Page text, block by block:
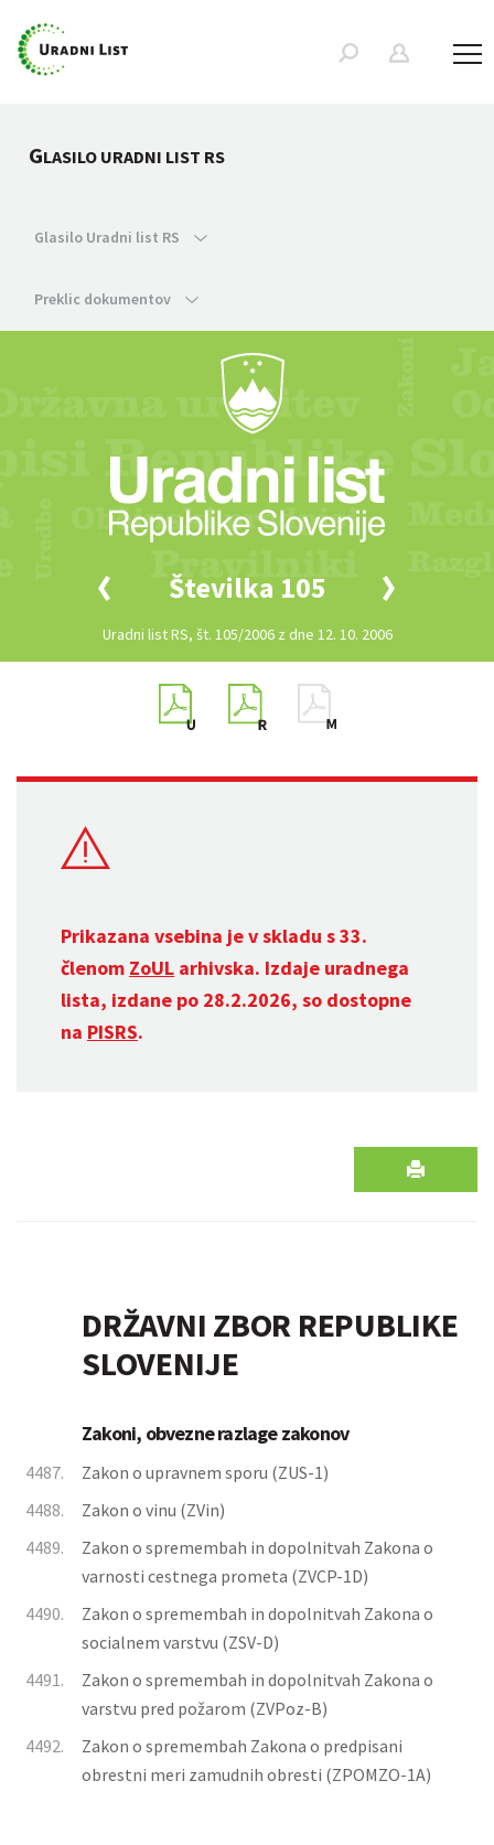
GLASILO URADNI LIST RS
Glasilo Uradni list RS
Preklic dokumentov
Številka 105
Uradni list RS, št. 105/2006 z dne 12. 10. 2006
Prikazana vsebina je v skladu s 33.
členom ZoUL arhivska. Izdaje uradnega
lista, izdane po 28.2.2026, so dostopne
na PISRS.
DRŽAVNI ZBOR REPUBLIKE
SLOVENIJE
Zakoni, obvezne razlage zakonov
4487.
Zakon o upravnem sporu (ZUS-1)
4488.
Zakon o vinu (ZVin)
4489.
Zakon o spremembah in dopolnitvah Zakona o
varnosti cestnega prometa (ZVCP-1D)
4490.
Zakon o spremembah in dopolnitvah Zakona o
socialnem varstvu (ZSV-D)
4491.
Zakon o spremembah in dopolnitvah Zakona o
varstvu pred požarom (ZVPoz-B)
4492.
Zakon o spremembah Zakona o predpisani
obrestni meri zamudnih obresti (ZPOMZO-1A)